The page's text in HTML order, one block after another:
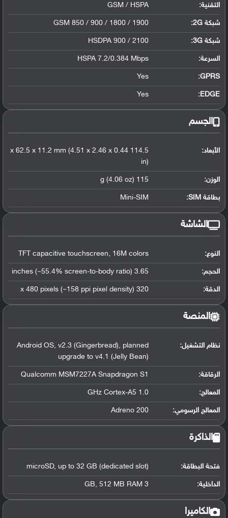
التقنية: GSM / HSPA
شبكة 2G: GSM 850 / 900 / 1800 / 1900
شبكة 3G :
HSDPA 900 / 2100
السرعة: HSPA 7.2/0.384 Mbps
GPRS:
Yes
EDGE:
Yes
الجسم
الأبعاد:
114.5 x 62.5 x 11.2 mm (4.51 x 2.46 x 0.44
in)
الوزن: 115 g (4.06 oz)
بطاقة SIM: Mini-SIM
الشاشة
النوع: TFT capacitive touchscreen, 16M colors
الحجم: 3.65 inches (~55.4% screen-to-body ratio)
الدقة: 320 x 480 pixels (~158 ppi pixel density)
المنصة
نظام التشغيل:
Android OS, v2.3 (Gingerbread), planned
upgrade to v4.1 (Jelly Bean)
الرقاقة:
Qualcomm MSM7227A Snapdragon S1
المعالج:
1.0 GHz Cortex-A5
المعالج الرسومي:
Adreno 200
الذاكرة
فتحة البطاقة: microSD, up to 32 GB (dedicated slot)
الداخلية: 3 GB, 512 MB RAM
الكاميرا